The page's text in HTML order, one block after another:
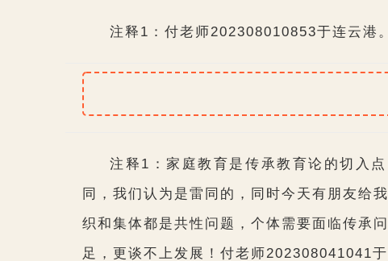
注释1：付老师202308010853于连云港。
注释1：家庭教育是传承教育论的切入
同，我们认为是雷同的，同时今天有朋友给
织和集体都是共性问题，个体需要面临传承
足，更谈不上发展！付老师202308041041于